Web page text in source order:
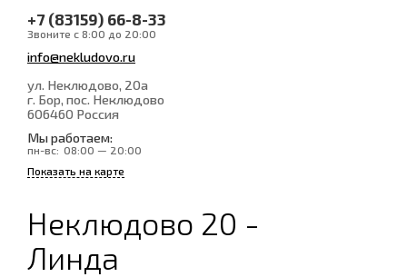
+7 (83159) 66-8-33
Звоните с 8:00 до 20:00
info@nekludovo.ru
ул. Неклюдово, 20а
г. Бор, пос. Неклюдово
606460 Россия
Мы работаем:
пн-вс: 08:00 — 20:00
Показать на карте
Неклюдово 20 -
Линда